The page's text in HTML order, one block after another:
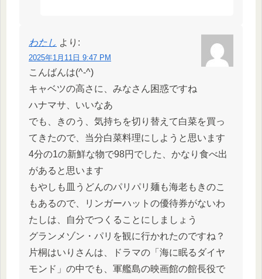
わたし より:
2025年1月11日 9:47 PM
こんばんは(^-^)
キャベツの高さに、みなさん困惑ですね
ハナマサ、いいなあ
でも、きのう、気持ちを切り替えて白菜を買っ
てきたので、当分白菜料理にしようと思います
4分の1の新鮮な物で98円でした、かなり食べ出
があると思います
もやしも皿うどんのパリパリ麺も海老もきのこ
もあるので、リンガーハットの優待券がないわ
たしは、自分でつくることにしましょう
グランメゾン・パリを観に行かれたのですね？
片桐はいりさんは、ドラマの「海に眠るダイヤ
モンド」の中でも、軍艦島の映画館の館長役で